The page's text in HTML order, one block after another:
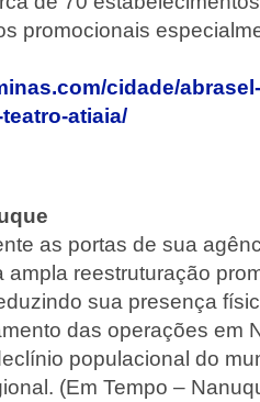
promocionais
cidade/
atiaia/
as portas de sua
ampla reestruturação
sua presença
das operações em
populacional do
(Em Tempo –